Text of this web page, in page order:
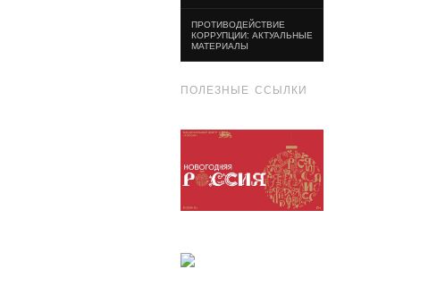
ПРОТИВОДЕЙСТВИЕ
КОРРУПЦИИ: АКТУАЛЬНЫЕ
МАТЕРИАЛЫ
ПОЛЕЗНЫЕ ССЫЛКИ